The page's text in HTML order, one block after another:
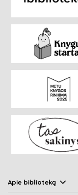
Apie biblioteką